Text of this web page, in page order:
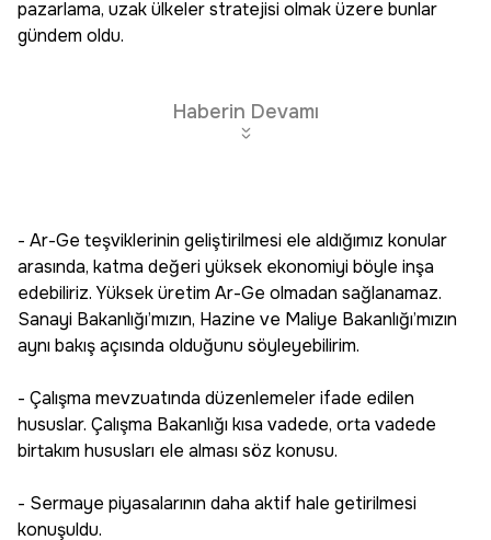
pazarlama, uzak ülkeler stratejisi olmak üzere bunlar
gündem oldu.
Haberin Devamı
- Ar-Ge teşviklerinin geliştirilmesi ele aldığımız konular
arasında, katma değeri yüksek ekonomiyi böyle inşa
edebiliriz. Yüksek üretim Ar-Ge olmadan sağlanamaz.
Sanayi Bakanlığı’mızın, Hazine ve Maliye Bakanlığı’mızın
aynı bakış açısında olduğunu söyleyebilirim.
- Çalışma mevzuatında düzenlemeler ifade edilen
hususlar. Çalışma Bakanlığı kısa vadede, orta vadede
birtakım hususları ele alması söz konusu.
- Sermaye piyasalarının daha aktif hale getirilmesi
konuşuldu.